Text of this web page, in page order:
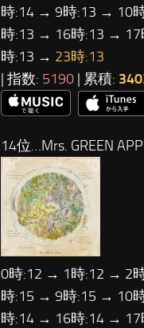
時:14 → 9時:13 → 10
時:13 → 16時:13 →
時:13 → 23時:13
| 指数: 5190 | 累積:
14位…Mrs. GREEN
0時:12 → 1時:12 → 2
時:15 → 9時:15 → 10
時:14 → 16時:14 →